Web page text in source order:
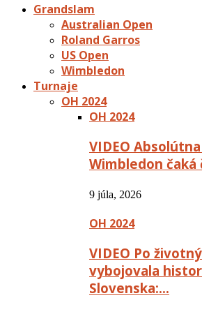
Grandslam
Australian Open
Roland Garros
US Open
Wimbledon
Turnaje
OH 2024
OH 2024
VIDEO
Wimbledon čaká
9 júla, 2026
OH 2024
VIDEO Po
vybojovala
Slovenska:…